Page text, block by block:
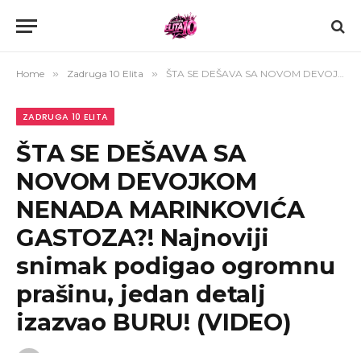
Home » Zadruga 10 Elita » ŠTA SE DEŠAVA SA NOVOM DEVOJKOM NENADA MARINKOVIĆA GASTOZA?! Najnoviji snimak podigao ogromnu prašinu, jedan detalj izazvao BURU! (VIDEO)
ZADRUGA 10 ELITA
ŠTA SE DEŠAVA SA
NOVOM DEVOJKOM
NENADA MARINKOVIĆA
GASTOZA?! Najnoviji
snimak podigao ogromnu
prašinu, jedan detalj
izazvao BURU! (VIDEO)